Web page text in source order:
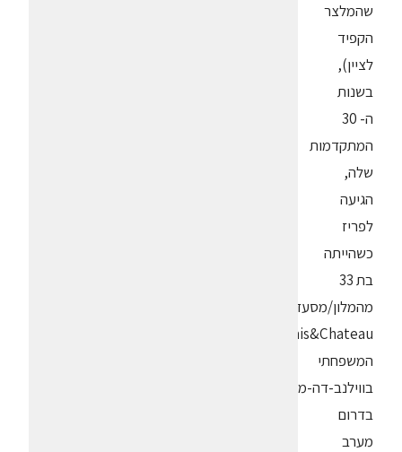
שהמלצר
הקפיד
לציין),
בשנות
ה- 30
המתקדמות
שלה,
הגיעה
לפריז
כשהייתה
בת 33
מהמלון/מסעדה
Relais&Chateau
המשפחתי
בווילנב-דה-מרסן
בדרום
מערב